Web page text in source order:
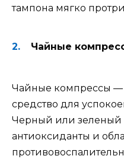
тампона мягко
Чайные
Чайные компрессы —
средство для
Черный или зеленый
антиоксиданты и